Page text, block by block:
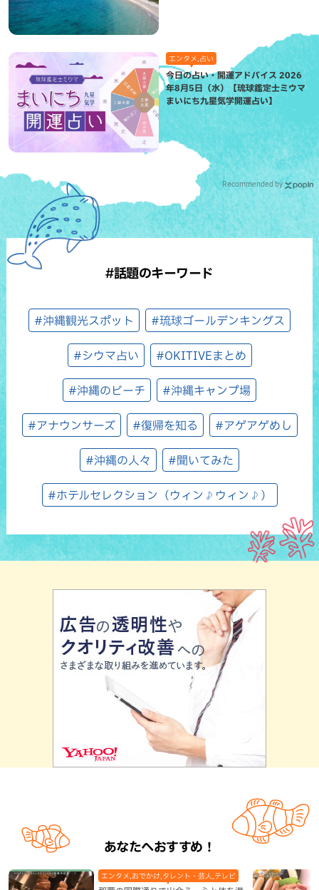
エンタメ,占い
今日の占い・開運アドバイス 2026
年8月5日（水）【琉球鑑定士ミウマ
まいにち九星気学開運占い】
Recommended by
#話題のキーワード
#沖縄観光スポット #琉球ゴールデンキングス
#シウマ占い #OKITIVEまとめ
#沖縄のビーチ #沖縄キャンプ場
#アナウンサーズ #復帰を知る #アゲアゲめし
#沖縄の人々 #聞いてみた
#ホテルセレクション（ウィン♪ウィン♪）
あなたへおすすめ！
エンタメ,おでかけ,タレント・芸人,テレビ